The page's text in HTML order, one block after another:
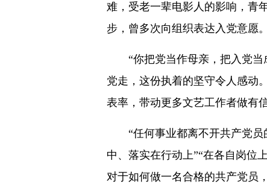
难，受老一辈电影人的影响，青
步，曾多次向组织表达入党意愿。
“你把党当作母亲，把入党当
党走，这份执着的坚守令人感动
表率，带动更多文艺工作者做有
“任何事业都离不开共产党员
中、落实在行动上”“在各自岗
对于如何做一名合格的共产党员